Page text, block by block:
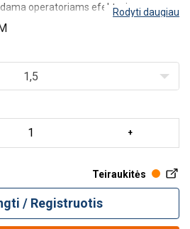
operatoriams efektyviau
užtikrina kontroliuojamą ir nuspėjamą
Rodyti daugiau
1,5
Teiraukitės
/ Registruotis